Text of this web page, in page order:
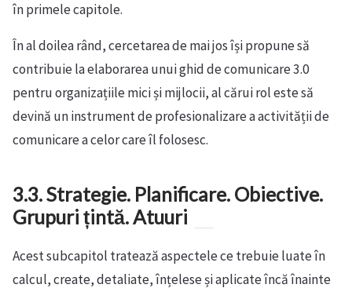
în primele capitole.
În al doilea rând, cercetarea de mai jos își propune să
contribuie la elaborarea unui ghid de comunicare 3.0
pentru organizațiile mici și mijlocii, al cărui rol este să
devină un instrument de profesionalizare a activității de
comunicare a celor care îl folosesc.
3.3. Strategie. Planificare. Obiective.
Grupuri țintă. Atuuri
Acest subcapitol tratează aspectele ce trebuie luate în
calcul, create, detaliate, înțelese și aplicate încă înainte